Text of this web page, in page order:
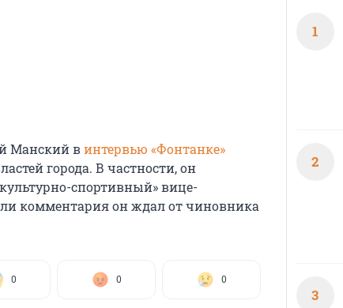
Манский винтервью «Фонтанке»
города. В частности, он
спортивный» вице-
комментария он ждал от чиновника
0 0 0
1
2
3